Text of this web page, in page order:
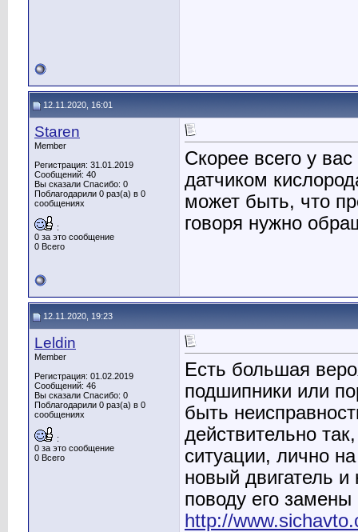
12.11.2020, 16:01
Staren
Member
Регистрация: 31.01.2019
Сообщений: 40
Вы сказали Спасибо: 0
Поблагодарили 0 раз(а) в 0
сообщениях
:
0 за это сообщение
0 Всего
Скорее всего у
датчиком
может быть, что
говоря нужно
12.11.2020, 19:23
Leldin
Member
Регистрация: 01.02.2019
Сообщений: 46
Вы сказали Спасибо: 0
Поблагодарили 0 раз(а) в 0
сообщениях
:
0 за это сообщение
0 Всего
Есть большая
подшипники или
быть
действительно
ситуации, лично
новый двигатель и
поводу его
http://